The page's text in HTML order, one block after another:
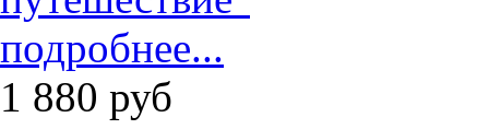
подробнее...
1 880 руб